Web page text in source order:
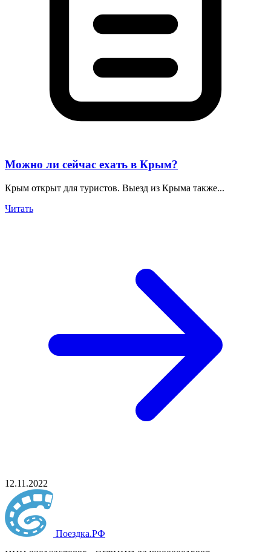
Можно ли сейчас ехать в Крым?
Крым открыт для туристов. Выезд из Крыма также...
Читать
12.11.2022
Поездка.РФ